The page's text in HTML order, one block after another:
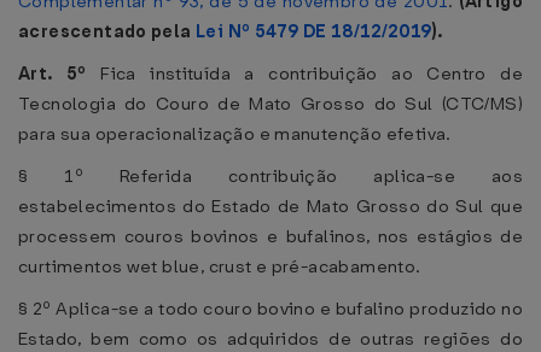
acrescentado pela Lei Nº 5479 DE 18/12/2019).
Art. 5º Fica instituída a contribuição ao Centro de
Tecnologia do Couro de Mato Grosso do Sul (CTC/MS)
para sua operacionalização e manutenção efetiva.
§ 1º Referida contribuição aplica-se aos
estabelecimentos do Estado de Mato Grosso do Sul que
processem couros bovinos e bufalinos, nos estágios de
curtimentos wet blue, crust e pré-acabamento.
§ 2º Aplica-se a todo couro bovino e bufalino produzido no
Estado, bem como os adquiridos de outras regiões do